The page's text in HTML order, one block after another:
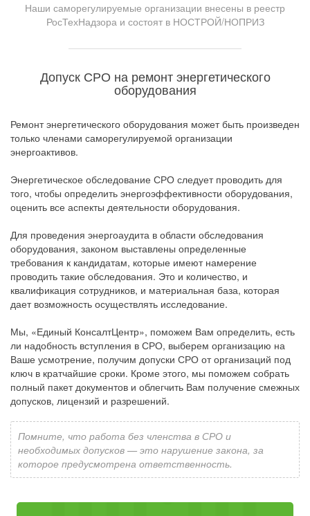
Наши саморегулируемые организации внесены в реестр
РосТехНадзора и состоят в НОСТРОЙ/НОПРИЗ
Допуск СРО на ремонт энергетического
оборудования
Ремонт энергетического оборудования может быть произведен
только членами саморегулируемой организации
энергоактивов.
Энергетическое обследование СРО следует проводить для
того, чтобы определить энергоэффективности оборудования,
оценить все аспекты деятельности оборудования.
Для проведения энергоаудита в области обследования
оборудования, законом выставлены определенные
требования к кандидатам, которые имеют намерение
проводить такие обследования. Это и количество, и
квалификация сотрудников, и материальная база, которая
дает возможность осуществлять исследование.
Мы, «Единый КонсалтЦентр», поможем Вам определить, есть
ли надобность вступления в СРО, выберем организацию на
Ваше усмотрение, получим допуски СРО от организаций под
ключ в кратчайшие сроки. Кроме этого, мы поможем собрать
полный пакет документов и облегчить Вам получение смежных
допусков, лицензий и разрешений.
Помните, что работа без членства в СРО и
необходимых допусков — это нарушение закона, за
которое предусмотрена ответственность.